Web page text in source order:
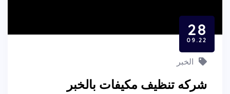
28
09.22
الخبر
شركه تنظيف مكيفات بالخبر